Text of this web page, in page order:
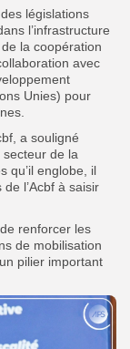
législations
l’infrastructure
la coopération
avec
Unies) pour
a souligné
secteur de la
qu’il englobe, il
l’Acbf à saisir
renforcer les
de mobilisation
pilier important